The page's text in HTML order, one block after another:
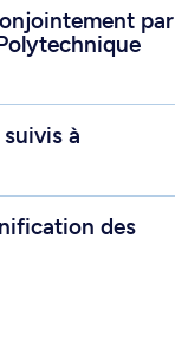
par
à
des